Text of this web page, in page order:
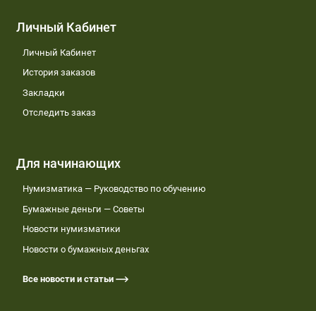
Личный Кабинет
Личный Кабинет
История заказов
Закладки
Отследить заказ
Для начинающих
Нумизматика — Руководство по обучению
Бумажные деньги — Советы
Новости нумизматики
Новости о бумажных деньгах
Все новости и статьи